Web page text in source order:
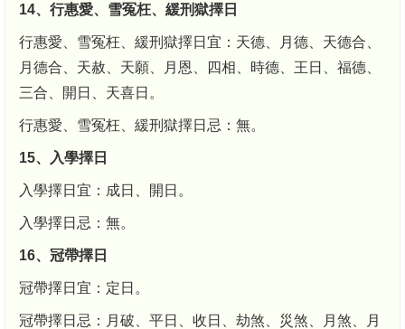
14、行惠愛、雪冤枉、緩刑獄擇日
行惠愛、雪冤枉、緩刑獄擇日宜：天德、月德、天德合、
月德合、天赦、天願、月恩、四相、時德、王日、福德、
三合、開日、天喜日。
行惠愛、雪冤枉、緩刑獄擇日忌：無。
15、入學擇日
入學擇日宜：成日、開日。
入學擇日忌：無。
16、冠帶擇日
冠帶擇日宜：定日。
冠帶擇日忌：月破、平日、收日、劫煞、災煞、月煞、月